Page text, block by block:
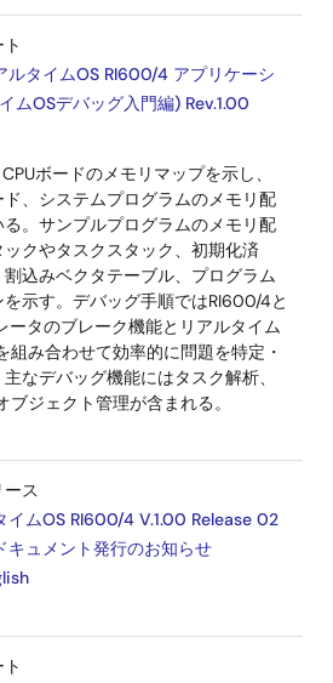
ルタイムOS RI600/4 アプリケーシ
ムOSデバッグ入門編) Rev.1.00
CPUボードのメモリマップを示し、
、システムプログラムのメモリ配
。サンプルプログラムのメモリ配
クやタスクスタック、初期化済
込みベクタテーブル、プログラム
示す。デバッグ手順ではRI600/4と
ータのブレーク機能とリアルタイム
組み合わせて効率的に問題を特定・
なデバッグ機能にはタスク解析、
ブジェクト管理が含まれる。
ス
イムOS RI600/4 V.1.00 Release 02
キュメント発行のお知らせ